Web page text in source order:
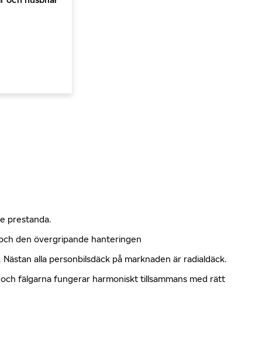
prestanda.
den övergripande hanteringen
alla personbilsdäck på marknaden är radialdäck.
fälgarna fungerar harmoniskt tillsammans med rätt